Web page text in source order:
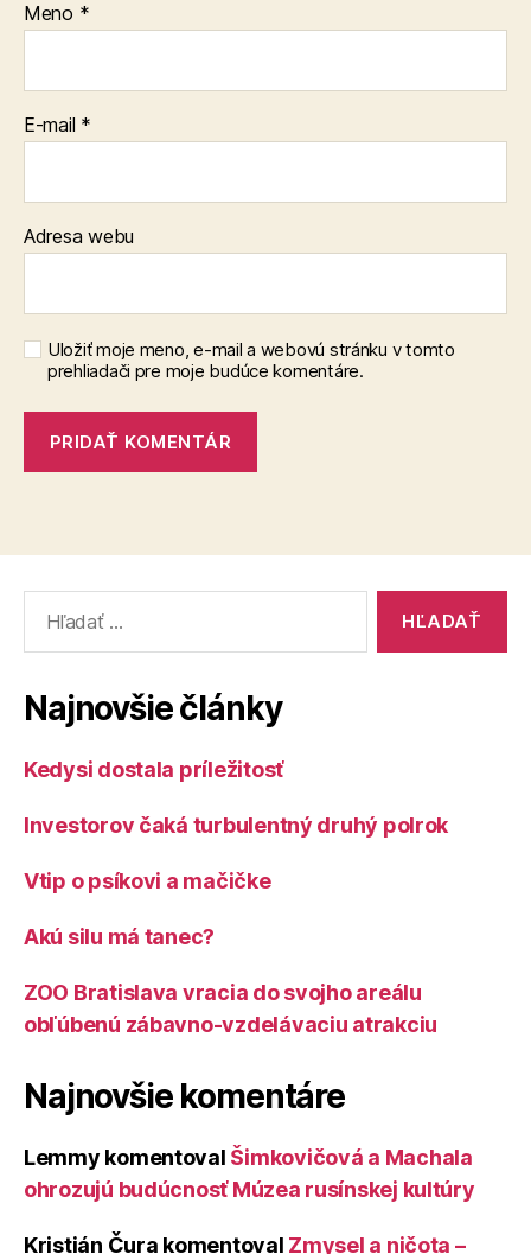
Meno *
E-mail *
Adresa webu
Uložiť moje meno, e-mail a webovú stránku v tomto
prehliadači pre moje budúce komentáre.
Najnovšie články
Kedysi dostala príležitosť
Investorov čaká turbulentný druhý polrok
Vtip o psíkovi a mačičke
Akú silu má tanec?
ZOO Bratislava vracia do svojho areálu
obľúbenú zábavno-vzdelávaciu atrakciu
Najnovšie komentáre
Lemmy komentoval Šimkovičová a Machala
ohrozujú budúcnosť Múzea rusínskej kultúry
Kristián Čura komentoval Zmysel a ničota –